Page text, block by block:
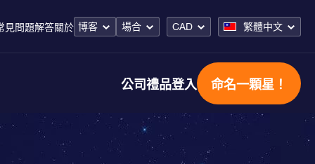
見問題解答關於 博客 場合 CAD 繁體中文
公司禮品登入 命名一顆星！